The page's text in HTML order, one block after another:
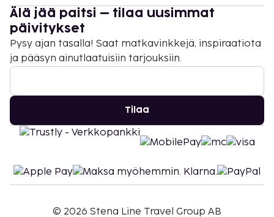
Älä jää paitsi – tilaa uusimmat
päivitykset
Pysy ajan tasalla! Saat matkavinkkejä, inspiraatiota
ja pääsyn ainutlaatuisiin tarjouksiin.
Tilaa
© 2026 Stena Line Travel Group AB